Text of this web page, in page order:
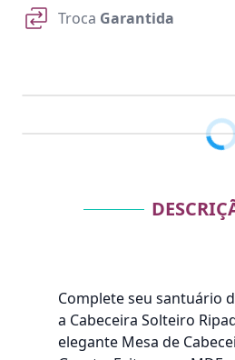
Troca Garantida
Complete seu santuário
a Cabeceira Solteiro
elegante Mesa de